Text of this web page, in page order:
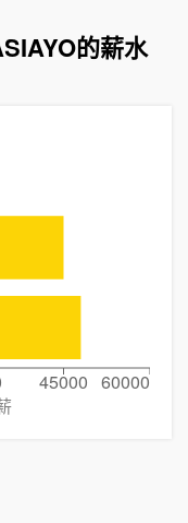
的薪水
45000 60000